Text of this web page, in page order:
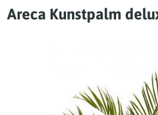
Areca Kunstpalm